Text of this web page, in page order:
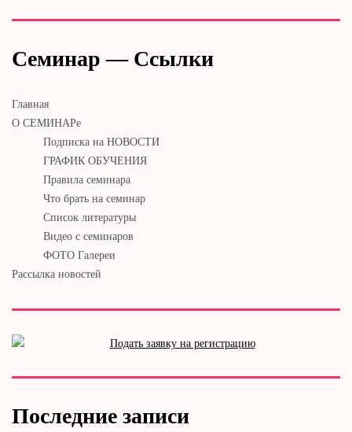
Семинар — Ссылки
Главная
О СЕМИНАРе
Подписка на НОВОСТИ
ГРАФИК ОБУЧЕНИЯ
Правила семинара
Что брать на семинар
Список литературы
Видео с семинаров
ФОТО Галереи
Рассылка новостей
Последние записи